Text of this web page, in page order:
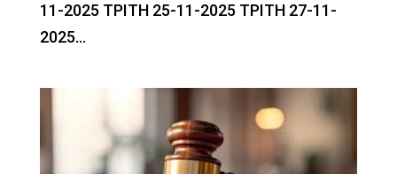
11-2025 ΤΡΙΤΗ 25-11-2025 ΤΡΙΤΗ 27-11-
2025...